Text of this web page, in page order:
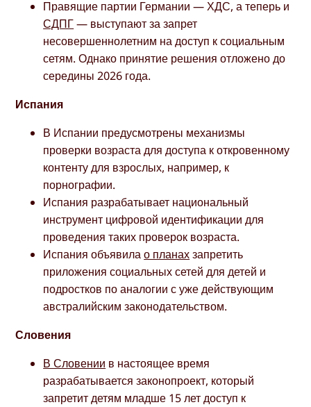
Правящие партии Германии — ХДС, а теперь и
СДПГ— выступают за запрет
несовершеннолетним на доступ к социальным
сетям. Однако принятие решения отложено до
середины 2026 года.
Испания
В Испании предусмотрены механизмы
проверки возраста для доступа к откровенному
контенту для взрослых, например, к
порнографии.
Испания разрабатывает национальный
инструмент цифровой идентификации для
проведения таких проверок возраста.
Испания объявилао планахзапретить
приложения социальных сетей для детей и
подростков по аналогии с уже действующим
австралийским законодательством.
Словения
В Словении в настоящее время
разрабатывается законопроект, который
запретит детям младше 15 лет доступ к